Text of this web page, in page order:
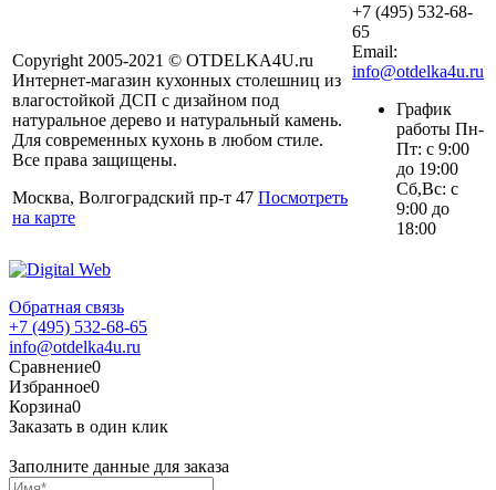
Copyright 2005-2021 © OTDELKA4U.ru
Интернет-магазин кухонных столешниц из
влагостойкой ДСП с дизайном под
натуральное дерево и натуральный камень.
Для современных кухонь в любом стиле.
Все права защищены.
Москва, Волгоградский пр-т 47 Посмотреть
на карте
+7 (495) 532-68-
65
Email:
info@otdelka4u.ru
График
работы Пн-
Пт: с 9:00
до 19:00
Сб,Вс: с
9:00 до
18:00
Обратная связь
+7 (495) 532-68-65
info@otdelka4u.ru
Сравнение0
Избранное0
Корзина0
Заказать в один клик
Заполните данные для заказа